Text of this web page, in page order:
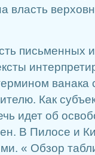
власть
письменных
ванака
Как
идет об
В Пилосе и
« Обзор